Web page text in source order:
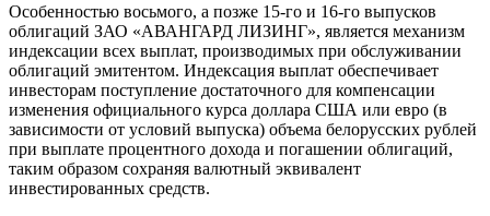
Особенностью восьмого, а позже 15-го и 16-го выпусков
облигаций ЗАО «АВАНГАРД ЛИЗИНГ», является механизм
индексации всех выплат, производимых при обслуживании
облигаций эмитентом. Индексация выплат обеспечивает
инвесторам поступление достаточного для компенсации
изменения официального курса доллара США или евро (в
зависимости от условий выпуска) объема белорусских рублей
при выплате процентного дохода и погашении облигаций,
таким образом сохраняя валютный эквивалент
инвестированных средств.